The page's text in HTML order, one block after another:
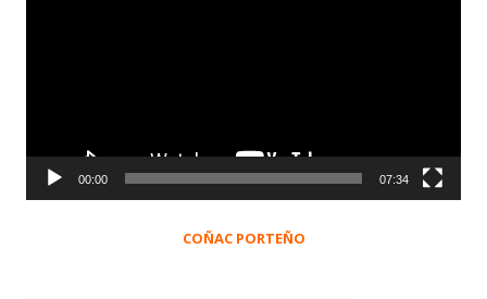
00:00 07:34
COÑAC PORTEÑO